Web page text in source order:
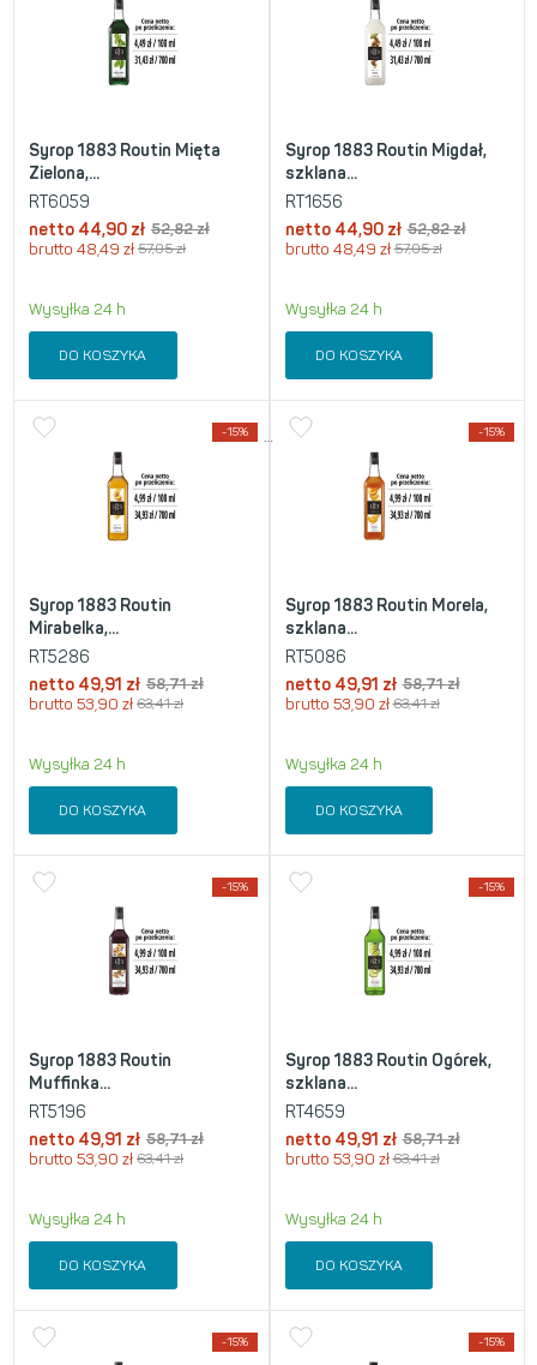
Syrop 1883 Routin Mięta
Zielona,...
RT6059
netto 44,90 zł 52,82zł
brutto 48,49 zł 57,05zł
Wysyłka 24 h
DO KOSZYKA
Syrop 1883 Routin Migdał,
szklana...
RT1656
netto 44,90 zł 52,82zł
brutto 48,49 zł 57,05zł
Wysyłka 24 h
DO KOSZYKA
-15%
Syrop 1883 Routin
Mirabelka,...
RT5286
netto 49,91 zł 58,71zł
brutto 53,90 zł 63,41zł
Wysyłka 24 h
DO KOSZYKA
-15%
Syrop 1883 Routin Morela,
szklana...
RT5086
netto 49,91 zł 58,71zł
brutto 53,90 zł 63,41zł
Wysyłka 24 h
DO KOSZYKA
-15%
Syrop 1883 Routin
Muffinka...
RT5196
netto 49,91 zł 58,71zł
brutto 53,90 zł 63,41zł
Wysyłka 24 h
DO KOSZYKA
-15%
Syrop 1883 Routin Ogórek,
szklana...
RT4659
netto 49,91 zł 58,71zł
brutto 53,90 zł 63,41zł
Wysyłka 24 h
DO KOSZYKA
-15% -15%